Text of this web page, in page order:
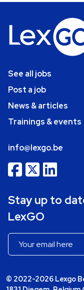
See all jobs
Post a job
News & articles
Trainings & events
info@lexgo.be
Stay up to
LexGO
© 2022-2026 Lexgo